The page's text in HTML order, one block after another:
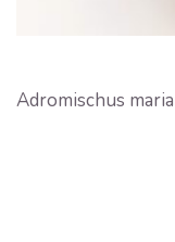
Adromischus